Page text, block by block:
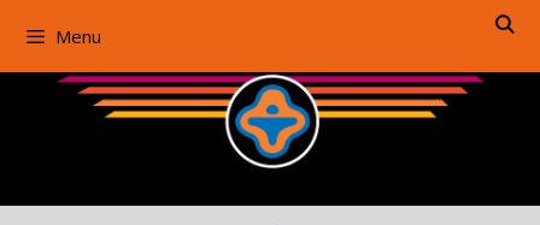
Menu